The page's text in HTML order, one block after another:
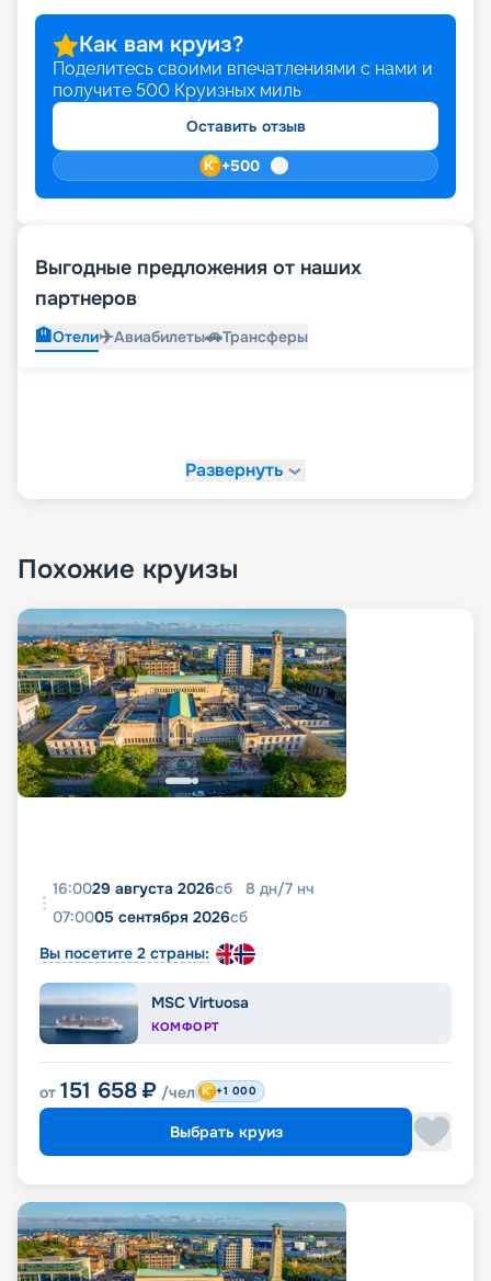
Как вам круиз?
Поделитесь своими впечатлениями с нами и
получите 500 Круизных миль
Оставить отзыв
+500
Выгодные предложения от наших
партнеров
🏨Отели✈️Авиабилеты🚗Трансферы
Развернуть
Похожие круизы
16:0029 августа 2026сб 8 дн/7 нч
07:0005 сентября 2026сб
Вы посетите 2 страны:
MSC Virtuosa
КОМФОРТ
от 151 658 ₽ /чел +1 000
Выбрать круиз